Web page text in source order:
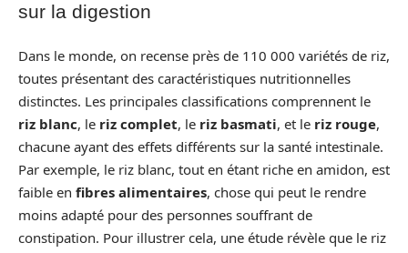
sur la digestion
Dans le monde, on recense près de 110 000 variétés de riz,
toutes présentant des caractéristiques nutritionnelles
distinctes. Les principales classifications comprennent le
riz blanc, le riz complet, le riz basmati, et le riz rouge,
chacune ayant des effets différents sur la santé intestinale.
Par exemple, le riz blanc, tout en étant riche en amidon, est
faible en fibres alimentaires, chose qui peut le rendre
moins adapté pour des personnes souffrant de
constipation. Pour illustrer cela, une étude révèle que le riz